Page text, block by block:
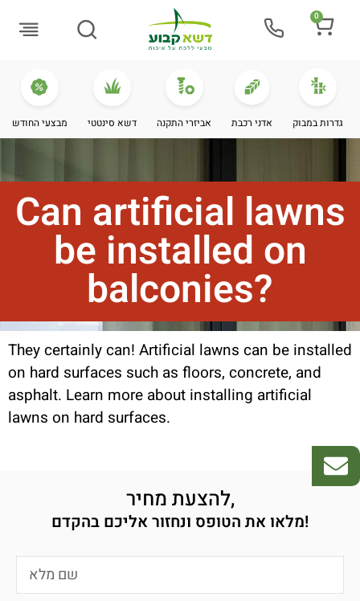
0
מבצעי החודש דשא סינטטי אביזרי התקנה אדני רכבת גדרות במבוק
Can artificial lawns
be installed on
balconies?
They certainly can! Artificial lawns can be installed
on hard surfaces such as floors, concrete, and
asphalt. Learn more about installing artificial
lawns on hard surfaces.
להצעת מחיר,
מלאו את הטופס ונחזור אליכם בהקדם!